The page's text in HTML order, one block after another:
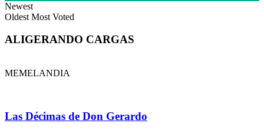
Newest
Oldest Most Voted
ALIGERANDO CARGAS
MEMELANDIA
Las Décimas de Don Gerardo